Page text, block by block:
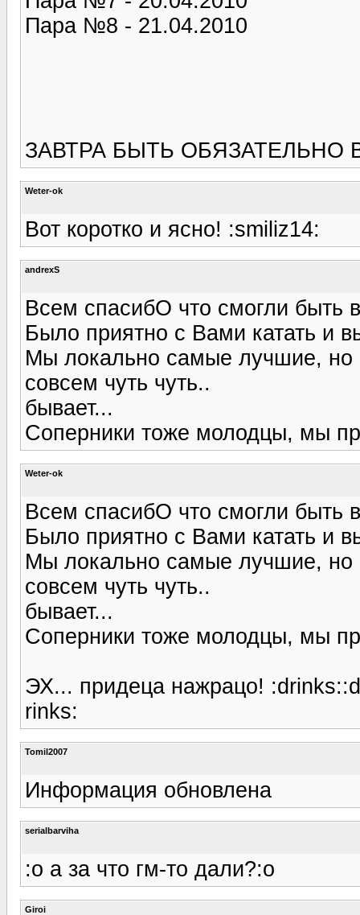
Пара №8 - 21.04.2010
ЗАВТРА БЫТЬ ОБЯЗАТЕЛЬНО
Weter-ok
Вот коротко и ясно! :smiliz14:
andrexS
Всем спасибО что смогли быть
Было приятно с Вами катать и
Мы локально самые лучшие, но
совсем чуть чуть..
бывает...
Соперники тоже молодцы, мы
Weter-ok
Всем спасибО что смогли быть
Было приятно с Вами катать и
Мы локально самые лучшие, но
совсем чуть чуть..
бывает...
Соперники тоже молодцы, мы
ЭХ... придеца нажрацо!
rinks:
Tomil2007
Информация обновлена
serialbarviha
:o а за что гм-то дали?:o
Giroi